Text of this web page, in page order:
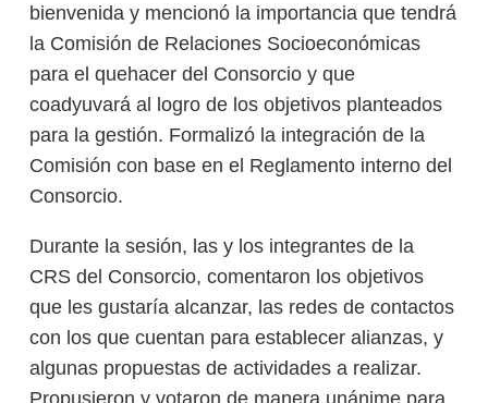
bienvenida y mencionó la importancia que tendrá
la Comisión de Relaciones Socioeconómicas
para el quehacer del Consorcio y que
coadyuvará al logro de los objetivos planteados
para la gestión. Formalizó la integración de la
Comisión con base en el Reglamento interno del
Consorcio.
Durante la sesión, las y los integrantes de la
CRS del Consorcio, comentaron los objetivos
que les gustaría alcanzar, las redes de contactos
con los que cuentan para establecer alianzas, y
algunas propuestas de actividades a realizar.
Propusieron y votaron de manera unánime para